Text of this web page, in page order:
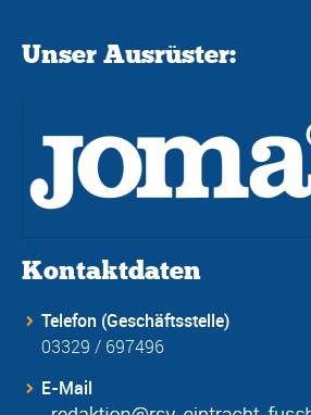
Unser Ausrüster:
Kontaktdaten
Telefon (Geschäftsstelle)
03329 / 697496
E-Mail